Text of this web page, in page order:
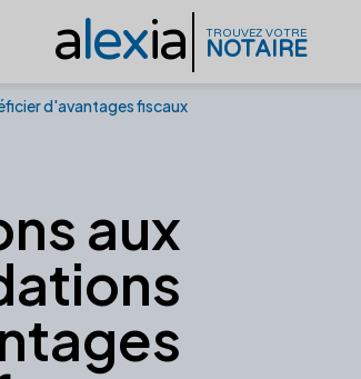
alexia TROUVEZ VOTRE
NOTAIRE
d'avantages fiscaux
aux